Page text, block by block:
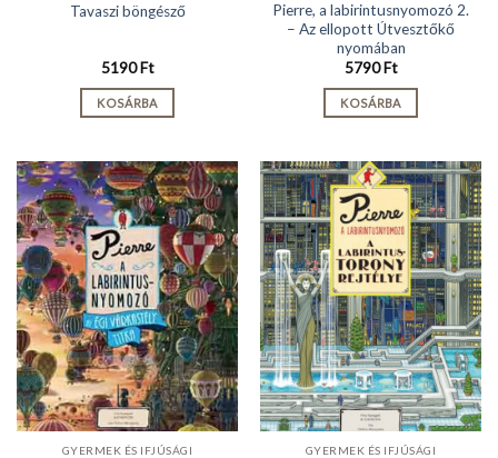
Tavaszi böngésző
5190Ft
KOSÁRBA
Pierre, a labirintusnyomozó 2.
– Az ellopott Útvesztőkő
nyomában
5790Ft
KOSÁRBA
GYERMEK ÉS IFJÚSÁGI GYERMEK ÉS IFJÚSÁGI